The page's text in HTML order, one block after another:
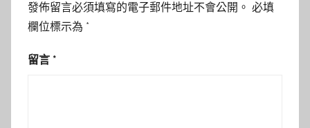
發佈留言必須填寫的電子郵件地址不會公開。 必填
欄位標示為 *
留言 *